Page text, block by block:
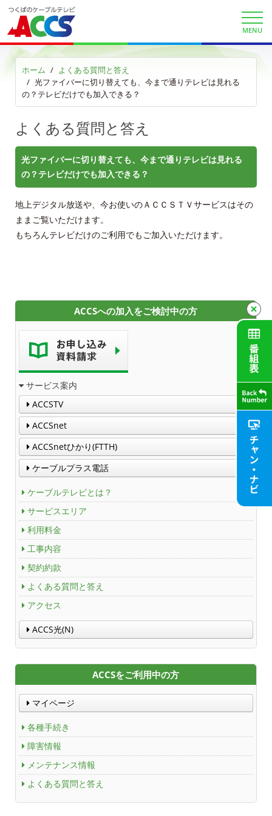
MENU
ホーム
よくある質問と答え
光ファイバーに切り替えても、今まで通りテレビは見れる
の？テレビだけでも加入できる？
よくある質問と答え
光ファイバーに切り替えても、今まで通りテレビは見れる
の？テレビだけでも加入できる？
地上デジタル放送や、今お使いのＡＣＣＳＴＶサービスはその
ままご覧いただけます。
もちろんテレビだけのご利用でもご加入いただけます。
ACCSへの加入をご検討中の方
サービス案内
ACCSTV
ACCSnet
ACCSnetひかり(FTTH)
ケーブルプラス電話
ケーブルテレビとは？
サービスエリア
利用料金
工事内容
契約約款
よくある質問と答え
アクセス
ACCS光(N)
ACCSをご利用中の方
マイページ
各種手続き
障害情報
メンテナンス情報
よくある質問と答え
ケーブルプラス電話
au/UQスマホセット割
ACCSお客さま限定au・UQ割引クーポン
auまとめトーク
au自宅割
KDDI電話 auで着信確認
auお客様サポート
利用料金
工事内容
契約約款
よくある質問と答え
マイページ
各種手続き
申込・資料請求
お問合せ
財団案内
ごあいさつ
沿革
ＡＣＣＳ40年のあゆみ
ＡＣＣＳ番組基準
放送番組審議会議事録
個人情報保護方針